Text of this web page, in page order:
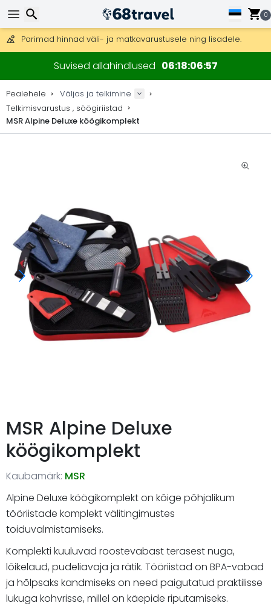
0
Saab saata ka DHL Expressi kaudu (kohaletoimetamine 24 tunni
30 päeva tagastamiseks, 90 päeva puidust kaartide ja
Parimad hinnad väli- ja matkavarustusele ning lisadele.
Suvised allahindlused 06180657
Pealehele
Väljas ja telkimine
Telkimisvarustus , söögiriistad
MSR Alpine Deluxe köögikomplekt
MSR Alpine Deluxe
köögikomplekt
Kaubamärk: MSR
Alpine Deluxe köögikomplekt on kõige põhjalikum
tööriistade komplekt välitingimustes
toiduvalmistamiseks.
Komplekti kuuluvad roostevabast terasest nuga,
lõikelaud, pudeliavaja ja rätik. Tööriistad on BPA-vabad
ja hõlpsaks kandmiseks on need paigutatud praktilisse
lukuga kohvrisse, millel on käepide riputamiseks.
Otsi